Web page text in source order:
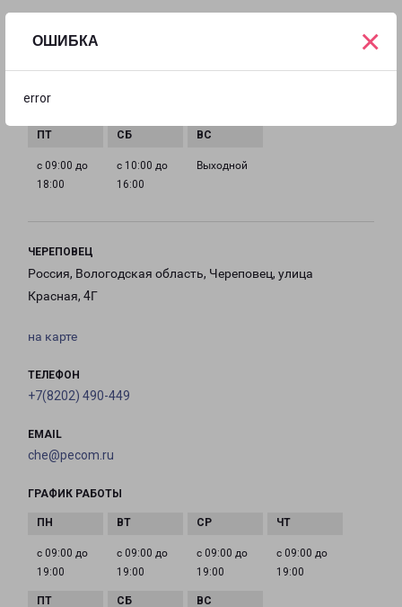
ОШИБКА
error
×
18:00
с 09:00 до
18:00
с 10:00 до
16:00
Выходной
ЧЕРЕПОВЕЦ
Россия, Вологодская область, Череповец, улица
Красная, 4Г
на карте
ТЕЛЕФОН
+7(8202) 490-449
EMAIL
che@pecom.ru
ГРАФИК РАБОТЫ
с 09:00 до
19:00
с 09:00 до
19:00
с 09:00 до
19:00
с 09:00 до
19:00